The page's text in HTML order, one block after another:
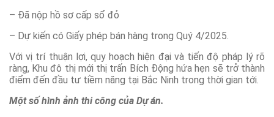
– Đã nộp hồ sơ cấp sổ đỏ
– Dự kiến có Giấy phép bán hàng trong Quý 4/2025.
Với vị trí thuận lợi, quy hoạch hiện đại và tiến độ pháp lý rõ
ràng, Khu đô thị mới thị trấn Bích Động hứa hẹn sẽ trở thành
điểm đến đầu tư tiềm năng tại Bắc Ninh trong thời gian tới.
Một số hình ảnh thi công của Dự án.